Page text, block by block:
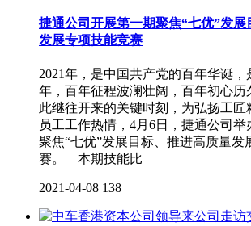
捷通公司开展第一期聚焦“七优”发
发展专项技能竞赛
2021年，是中国共产党的百年华诞，
年，百年征程波澜壮阔，百年
此继往开来的关键时刻，为弘扬工匠
员工工作热情，4月6日，捷通公司举
聚焦“七优”发展目标、推进高质量发
赛。 本期技能比
2021-04-08 138